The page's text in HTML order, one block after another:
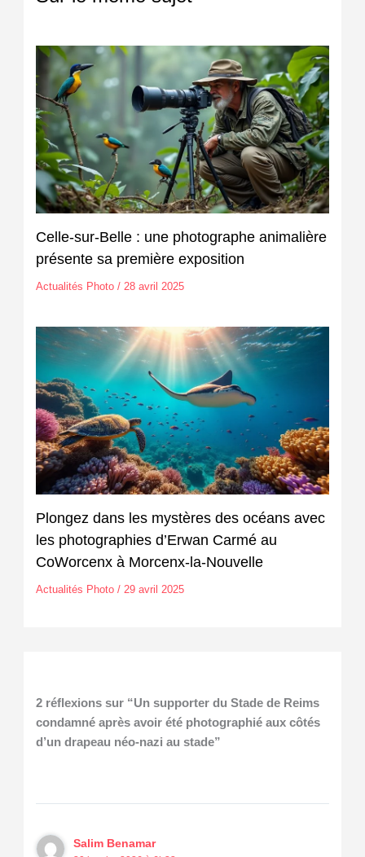
Celle-sur-Belle : une photographe animalière
présente sa première exposition
Actualités Photo/ 28 avril 2025
Plongez dans les mystères des océans avec
les photographies d’Erwan Carmé au
CoWorcenx à Morcenx-la-Nouvelle
Actualités Photo/ 29 avril 2025
2 réflexions sur “Un supporter du Stade de Reims
condamné après avoir été photographié aux côtés
d’un drapeau néo-nazi au stade”
Salim Benamar